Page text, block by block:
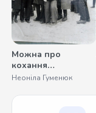
Можна про
кохання
помовчати
Неоніла Гуменюк